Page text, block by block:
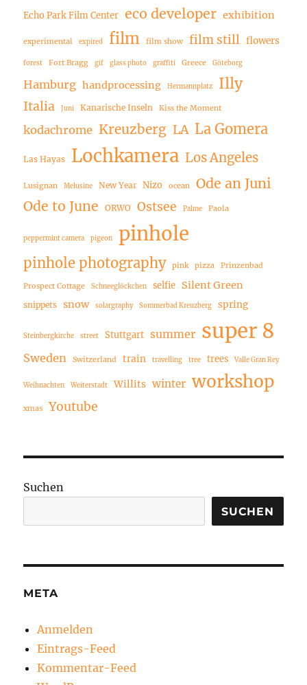
Echo Park Film Center eco developer exhibition
experimental expired film film show film still flowers
forest Fort Bragg gif glass photo graffiti Greece Göteborg
Hamburg handprocessing Hermannplatz Illy
Italia Juni Kanarische Inseln Kiss the Moment
kodachrome Kreuzberg LA La Gomera
Las Hayas Lochkamera Los Angeles
Lusignan Melusine New Year Nizo ocean
Ode an Juni
Ode to June
ORWO Ostsee Palme Paola
peppermint camera pigeon pinhole
pinhole photography pink pizza Prinzenbad
Prospect Cottage Schneeglöckchen selfie Silent Green
snippets snow solargraphy Sommerbad Kreuzberg spring
Steinbergkirche street Stuttgart summer super 8
Sweden Switzerland train travelling tree trees Valle Gran Rey
Weihnachten Weiterstadt Willits winter workshop
xmas Youtube
Suchen
SUCHEN
META
Anmelden
Eintrags-Feed
Kommentar-Feed